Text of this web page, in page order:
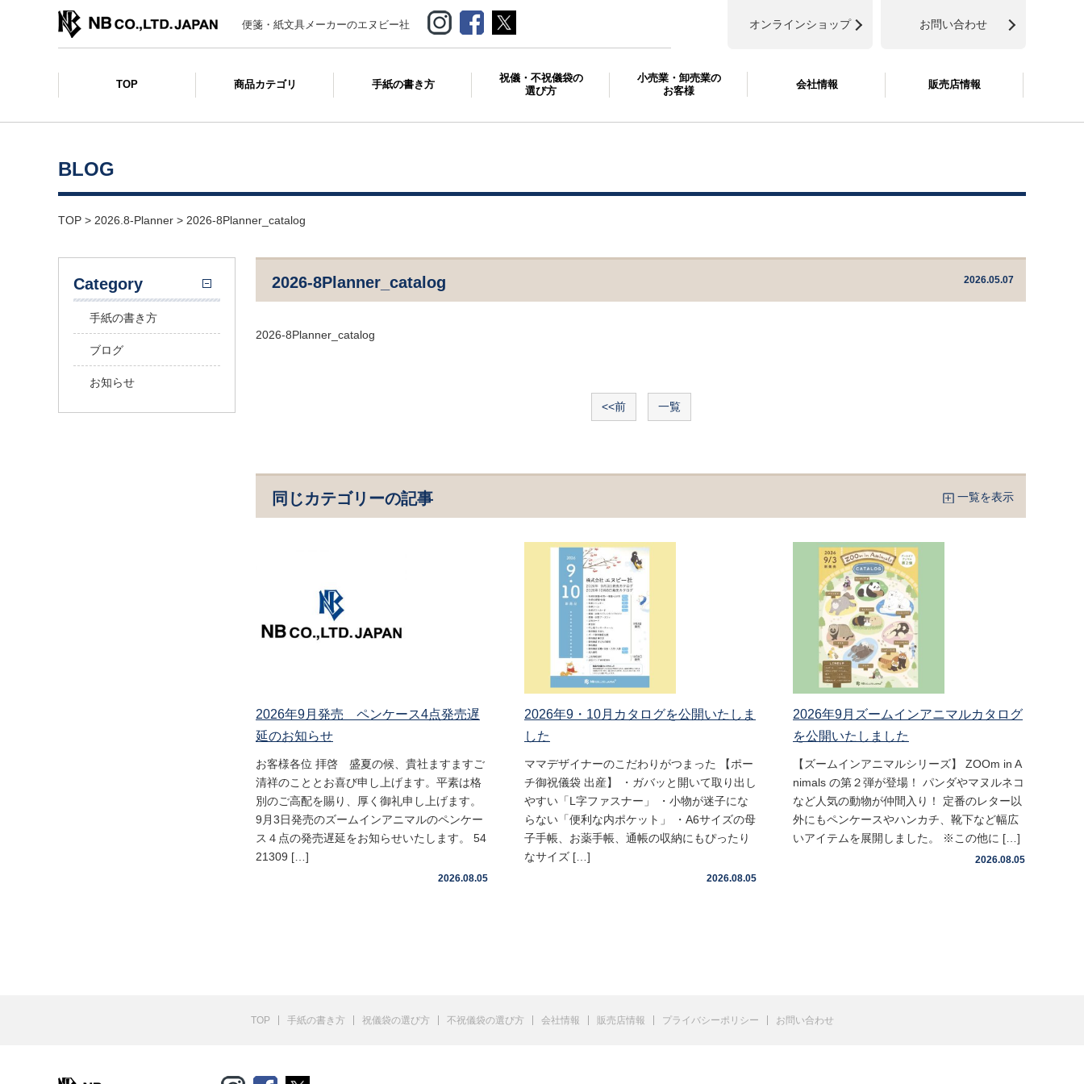
便箋・紙文具メーカーのエヌビー社 お問い合わせ
オンラインショップ
TOP 商品カテゴリ 手紙の書き方
祝儀・不祝儀袋の
選び方
小売業・卸売業の
お客様
会社情報 販売店情報
BLOG
TOP > 2026.8-Planner > 2026-8Planner_catalog
2026-8Planner_catalog 2026.05.07
2026-8Planner_catalog
<<前 一覧
同じカテゴリーの記事 一覧を表示
2026年9月発売 ペンケース4点発売遅
延のお知らせ
お客様各位 拝啓 盛夏の候、貴社ますますご
清祥のこととお喜び申し上げます。平素は格
別のご高配を賜り、厚く御礼申し上げます。
9月3日発売のズームインアニマルのペンケー
ス４点の発売遅延をお知らせいたします。 54
21309 […]
2026.08.05
2026年9・10月カタログを公開いたしま
した
ママデザイナーのこだわりがつまった 【ポー
チ御祝儀袋 出産】 ・ガバッと開いて取り出し
やすい「L字ファスナー」 ・小物が迷子にな
らない「便利な内ポケット」 ・A6サイズの母
子手帳、お薬手帳、通帳の収納にもぴったり
なサイズ […]
2026.08.05
2026年9月ズームインアニマルカタログ
を公開いたしました
【ズームインアニマルシリーズ】 ZOOm in A
nimals の第２弾が登場！ パンダやマヌルネコ
など人気の動物が仲間入り！ 定番のレター以
外にもペンケースやハンカチ、靴下など幅広
いアイテムを展開しました。 ※この他に […]
2026.08.05
Category
手紙の書き方
ブログ
お知らせ
TOP 手紙の書き方 祝儀袋の選び方 不祝儀袋の選び方 会社情報 販売店情報 プライバシーポリシー お問い合わせ